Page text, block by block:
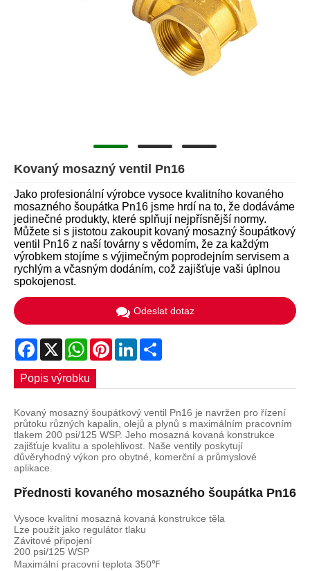
Kovaný mosazný ventil Pn16
Jako profesionální výrobce vysoce kvalitního kovaného
mosazného šoupátka Pn16 jsme hrdí na to, že dodáváme
jedinečné produkty, které splňují nejpřísnější normy.
Můžete si s jistotou zakoupit kovaný mosazný šoupátkový
ventil Pn16 z naší továrny s vědomím, že za každým
výrobkem stojíme s výjimečným poprodejním servisem a
rychlým a včasným dodáním, což zajišťuje vaši úplnou
spokojenost.
Odeslat dotaz
Facebook
X WhatsApp
PinterestLinkedIn
Popis výrobku
Kovaný mosazný šoupátkový ventil Pn16 je navržen pro řízení
průtoku různých kapalin, olejů a plynů s maximálním pracovním
tlakem 200 psi/125 WSP. Jeho mosazná kovaná konstrukce
zajišťuje kvalitu a spolehlivost. Naše ventily poskytují
důvěryhodný výkon pro obytné, komerční a průmyslové
aplikace.
Přednosti kovaného mosazného šoupátka Pn16
Vysoce kvalitní mosazná kovaná konstrukce těla
Lze použít jako regulátor tlaku
Závitové připojení
200 psi/125 WSP
Maximální pracovní teplota 350℉